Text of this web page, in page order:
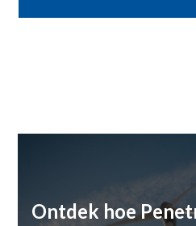
Ontdek hoe